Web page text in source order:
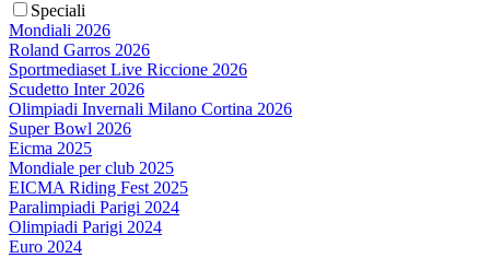
Speciali
Mondiali 2026
Roland Garros 2026
Sportmediaset Live Riccione 2026
Scudetto Inter 2026
Olimpiadi Invernali Milano Cortina 2026
Super Bowl 2026
Eicma 2025
Mondiale per club 2025
EICMA Riding Fest 2025
Paralimpiadi Parigi 2024
Olimpiadi Parigi 2024
Euro 2024